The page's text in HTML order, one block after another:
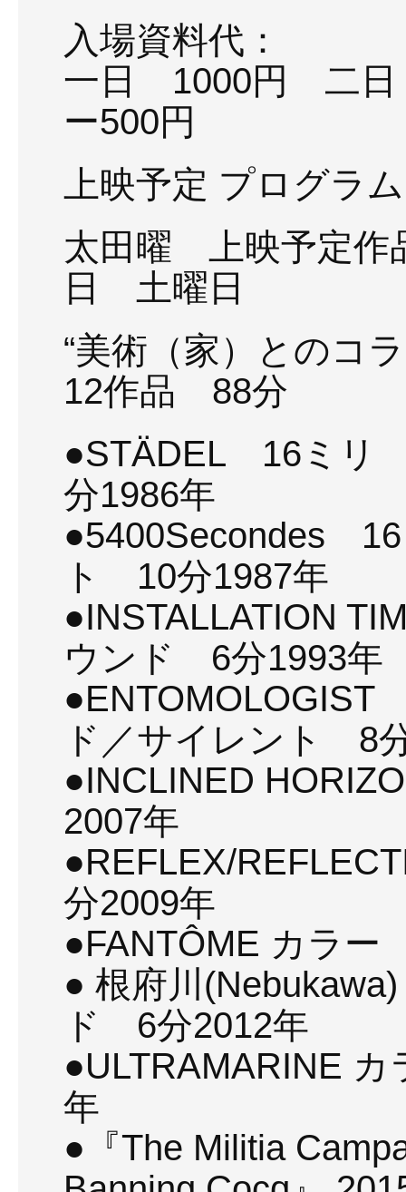
入場資料代：
一日 1000円 二
ー500円
上映予定 プログラ
太田曜 上映予定作
日 土曜日
“美術（家）とのコ
12作品 88分
●STÄDEL 16ミ
分1986年
●5400Secondes
ト 10分1987年
●INSTALLATION
ウンド 6分1993年
ド／サイレント 8
●INCLINED
2007年
●REFLEX/
分2009年
●FANTÔME カラ
● 根府川
ド 6分2012年
●ULTRAMARINE
年
●『The Militia